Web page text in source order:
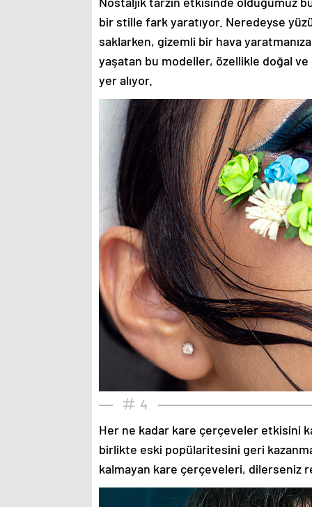
bir stille fark yaratıyor. Neredeyse
saklarken, gizemli bir hava yaratmanıza
yaşatan bu modeller, özellikle doğal
yer alıyor.
4
Her ne kadar kare çerçeveler etkisini
birlikte eski popülaritesini geri
kalmayan kare çerçeveleri, dilerseniz